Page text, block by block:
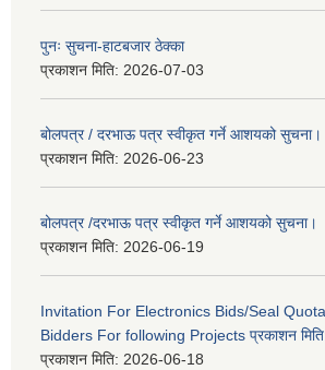
पुनः सुचना-हाटबजार ठेक्का
प्रकाशन मिति: 2026-07-03
बोलपत्र / दरभाऊ पत्र स्वीकृत गर्ने आशयको सुचना।
प्रकाशन मिति: 2026-06-23
बोलपत्र /दरभाऊ पत्र स्वीकृत गर्ने आशयको सुचना।
प्रकाशन मिति: 2026-06-19
Invitation For Electronics Bids/Seal
Bidders For following Projects प्रकाशन
प्रकाशन मिति: 2026-06-18